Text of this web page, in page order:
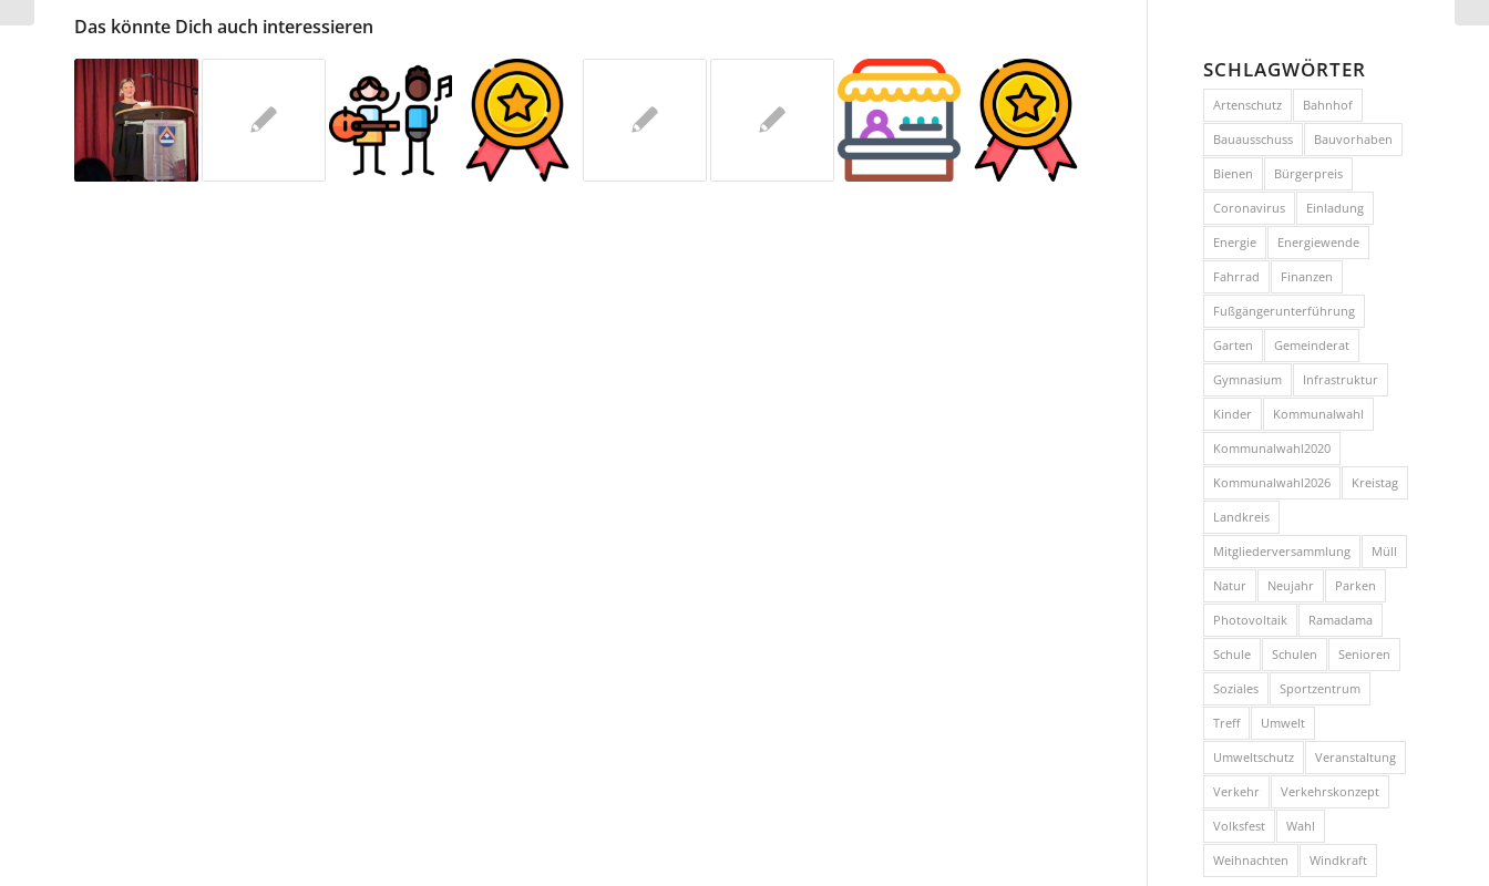
Das könnte Dich auch interessieren
SCHLAGWÖRTER
Artenschutz Bahnhof
Bauausschuss Bauvorhaben
Bienen Bürgerpreis
Coronavirus Einladung
Energie Energiewende
Fahrrad Finanzen
Fußgängerunterführung
Garten Gemeinderat
Gymnasium Infrastruktur
Kinder Kommunalwahl
Kommunalwahl2020
Kommunalwahl2026 Kreistag
Landkreis
Mitgliederversammlung Müll
Natur Neujahr Parken
Photovoltaik Ramadama
Schule Schulen Senioren
Soziales Sportzentrum
Treff Umwelt
Umweltschutz Veranstaltung
Verkehr Verkehrskonzept
Volksfest Wahl
Weihnachten Windkraft